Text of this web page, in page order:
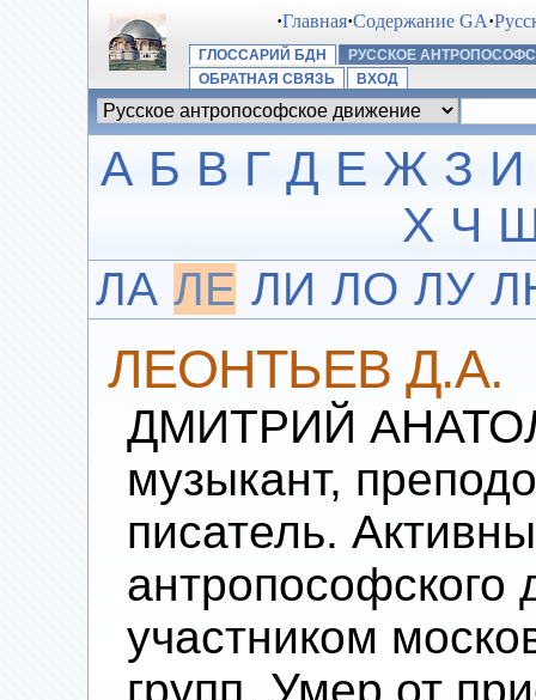
·Главная·Содержание GA·
ГЛОССАРИЙ БДН
РУССКОЕ
ОБРАТНАЯ СВЯЗЬ
ВХОД
А Б В Г Д Е Ж З И
Х Ч
ЛА ЛЕ ЛИ ЛО ЛУ
ЛЕОНТЬЕВ Д.А.
ДМИТРИЙ
музыкант,
писатель.
участником
групп. Умер от